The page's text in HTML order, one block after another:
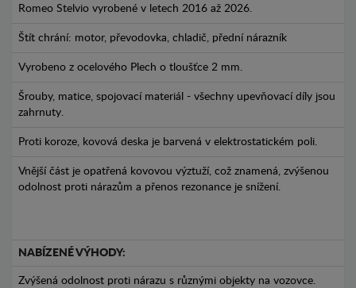
Romeo Stelvio vyrobené v letech 2016 až 2026.
Štít chrání: motor, převodovka, chladič, přední nárazník
Vyrobeno z ocelového Plech o tloušťce 2 mm.
Šrouby, matice, spojovací materiál - všechny upevňovací díly jsou
zahrnuty.
Proti koroze, kovová deska je barvená v elektrostatickém poli.
Vnější část je opatřená kovovou výztuží, což znamená, zvýšenou
odolnost proti nárazům a přenos rezonance je snížení.
NABÍZENÉ VÝHODY:
Zvýšená odolnost proti nárazu s různými objekty na vozovce.